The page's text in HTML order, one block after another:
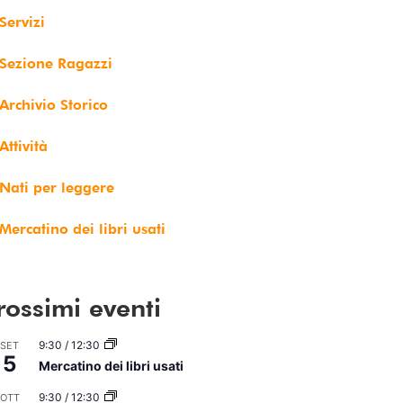
Ragazzi
Storico
per leggere
dei libri usati
eventi
SET
5
9:30 / 12:30
Mercatino dei libri usati
OTT 9:30 / 12:30